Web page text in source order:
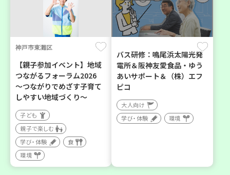
神戸市東灘区
【親子参加イベント】地域
つながるフォーラム2026
～つながりでめざす子育て
しやすい地域づくり～
子ども
親子で楽しむ
学び・体験
食
環境
バス研修：鳴尾浜太陽光発
電所＆阪神友愛食品・ゆう
あいサポート＆（株）エフ
ピコ
大人向け
学び・体験
環境